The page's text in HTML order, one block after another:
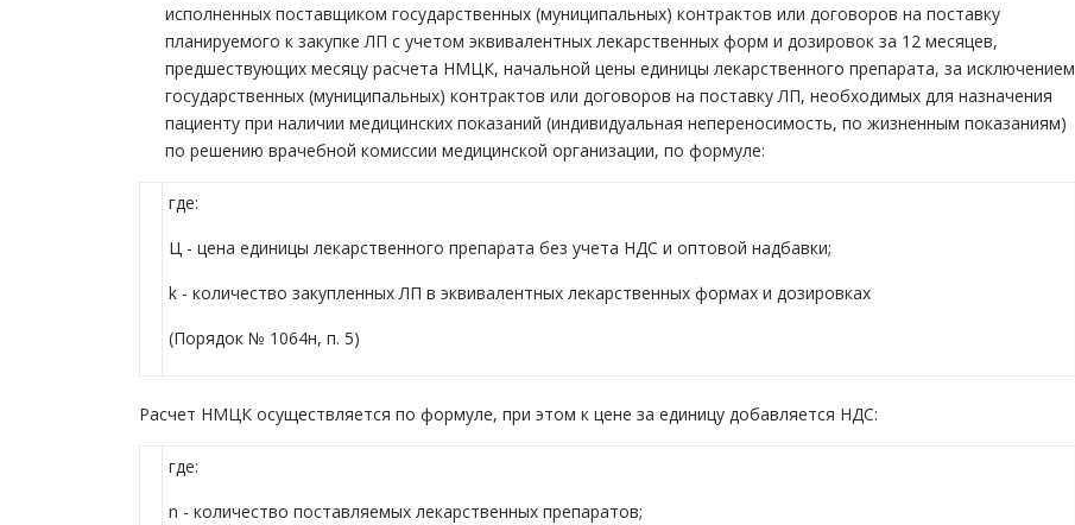
исполненных поставщиком государственных (муниципальных) контрактов или договоров на поставку
планируемого к закупке ЛП с учетом эквивалентных лекарственных форм и дозировок за 12 месяцев,
предшествующих месяцу расчета НМЦК, начальной цены единицы лекарственного препарата, за исключением
государственных (муниципальных) контрактов или договоров на поставку ЛП, необходимых для назначения
пациенту при наличии медицинских показаний (индивидуальная непереносимость, по жизненным показаниям)
по решению врачебной комиссии медицинской организации, по формуле:
где:
Ц - цена единицы лекарственного препарата без учета НДС и оптовой надбавки;
k - количество закупленных ЛП в эквивалентных лекарственных формах и дозировках
(Порядок № 1064н, п. 5)
Расчет НМЦК осуществляется по формуле, при этом к цене за единицу добавляется НДС:
где:
n - количество поставляемых лекарственных препаратов;